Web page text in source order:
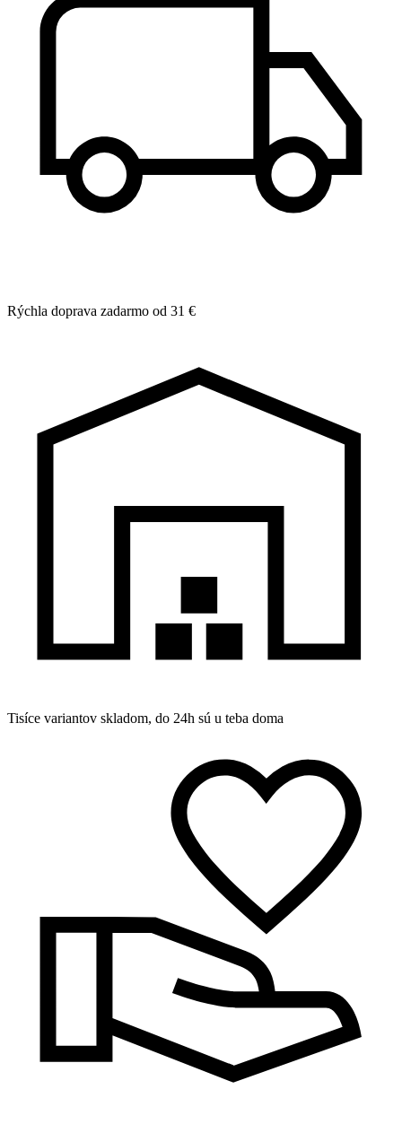
Rýchla doprava zadarmo od 31 €
Tisíce variantov skladom, do 24h sú u teba doma